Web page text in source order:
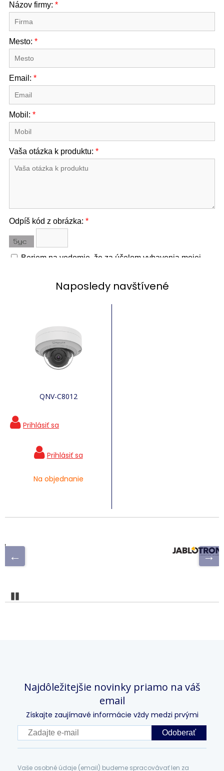
Naposledy navštívené
QNV-C8012
Na objednanie
Najdôležitejšie novinky priamo na váš
email
Získajte zaujímavé informácie vždy medzi prvými
Odoberať
Vaše osobné údaje (email) budeme spracovávať len za